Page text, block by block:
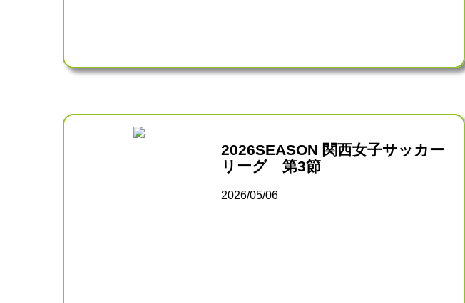
2026SEASON 関西女子サッカー
リーグ 第3節
2026/05/06